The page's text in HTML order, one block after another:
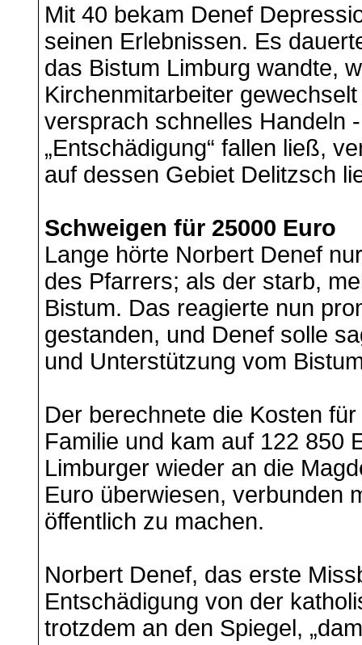
Mit 40 bekam Denef
seinen Erlebnissen. Es
das Bistum Limburg wandte,
Kirchenmitarbeiter
versprach schnelles Handeln
„Entschädigung“ fallen ließ,
auf dessen Gebiet Delitzsch
Schweigen für 25000 Euro
Lange hörte Norbert Denef
des Pfarrers; als der starb,
Bistum. Das reagierte nun
gestanden, und Denef solle
und Unterstützung vom
Der berechnete die Kosten
Familie und kam auf 122 850
Limburger wieder an die
Euro überwiesen, verbunden
öffentlich zu machen.
Norbert Denef, das erste
Entschädigung von der
trotzdem an den Spiegel,